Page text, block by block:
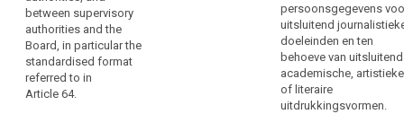
Commission
when
provided
for
by
between supervisory
authorities and the
Board, in particular the
standardised format
referred to in
Article 64.
persoonsgegevens
uitsluitend
doeleinden en ten
behoeve van uitsluitend
academische, artistieke
of literaire
uitdrukkingsvormen.